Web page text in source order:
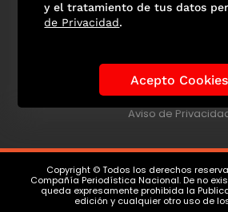
Historia de los Mundiales Lo viral
Las Figuras Tendencias
Aviso de
Copyright © Todos los derechos
Compañía Periodística Nacional. De no
queda expresamente prohibida la
edición y cualquier otro uso de
y el tratamiento de tus datos
de Privacidad.
Acepto Cookies